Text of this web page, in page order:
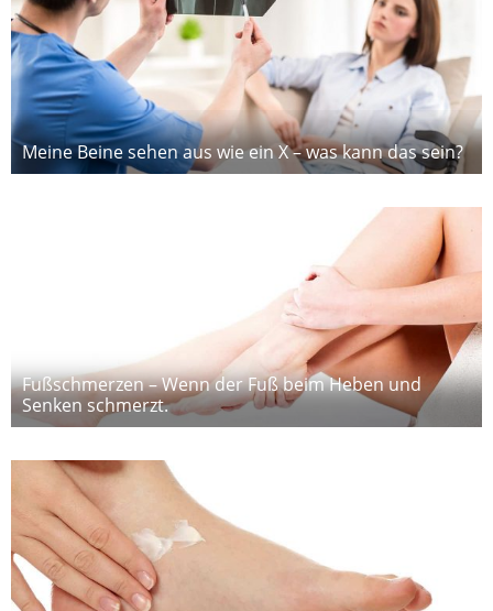
Meine Beine sehen aus wie ein X – was kann das sein?
Fußschmerzen – Wenn der Fuß beim Heben und
Senken schmerzt.